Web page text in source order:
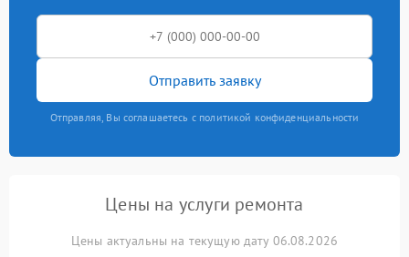
Отправить заявку
Отправляя, Вы соглашаетесь с политикой конфиденциальности
Цены на услуги ремонта
Цены актуальны на текущую дату 06.08.2026